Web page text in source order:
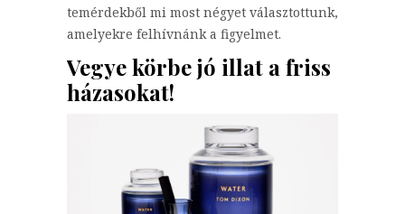
temérdekből mi most négyet választottunk,
amelyekre felhívnánk a figyelmet.
Vegye körbe jó illat a friss
házasokat!